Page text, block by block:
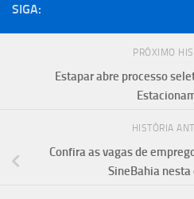
SIGA:
PRÓXIMO
Estapar abre processo
HISTÓRIA
Confira as vagas de
SineBahia nesta